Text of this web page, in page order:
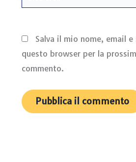
web
Salva il mio nome, email
questo browser per la
commento.